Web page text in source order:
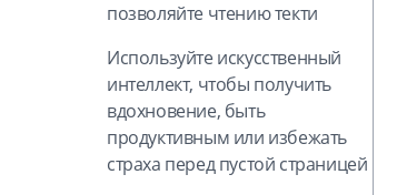
позволяйте чтению текти
Используйте искусственный
интеллект, чтобы получить
вдохновение, быть
продуктивным или избежать
страха перед пустой страницей